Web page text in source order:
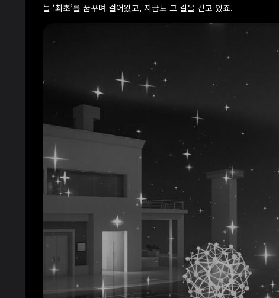
늘 ‘최초’를 꿈꾸며 걸어왔고, 지금도 그 길을 걷고 있죠.